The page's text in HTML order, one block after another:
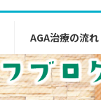
AGA治療の流れ